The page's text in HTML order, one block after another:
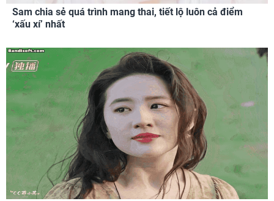
Sam chia sẻ quá trình mang thai, tiết lộ luôn cả điểm
‘xấu xí’ nhất